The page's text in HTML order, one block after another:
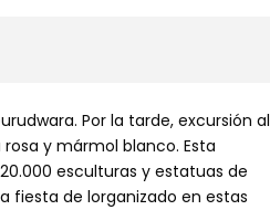
Por la tarde, excursión al
y mármol blanco. Esta
esculturas y estatuas de
fiesta de lorganizado en estas